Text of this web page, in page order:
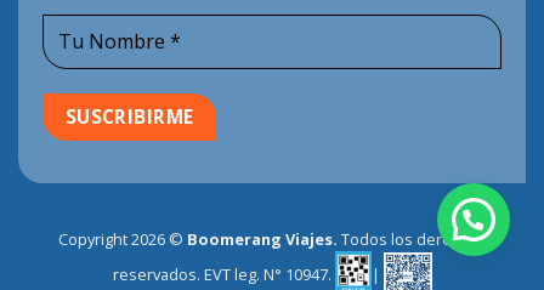
Copyright 2026 © Boomerang Viajes. Todos los derechos
reservados. EVT leg. N° 10947.
|